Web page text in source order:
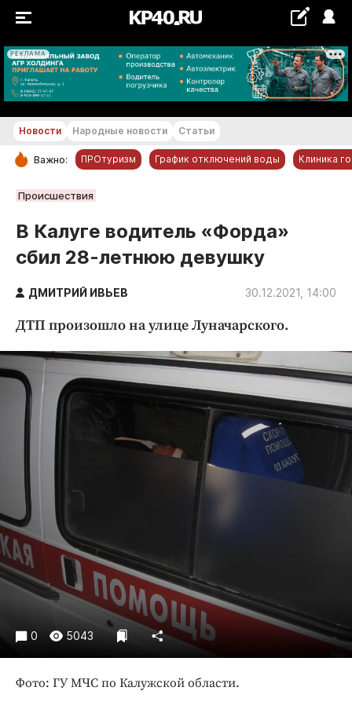
РЕКЛАМА
+21...+22 °С
РУБРИКИ
Новости компаний
Статьи
Народные новости
Благоустройство
Криминал
Культура
Недвижимость и ЖКХ
Образование
Общество
Происшествия
Спорт
Экономика и бизнес
ПРОЕКТЫ
Блоги
Издания
Медиаперсона
Новости Народные новости Статьи
Важно: ПРОтуризм График отключений воды Клиника
Происшествия
В Калуге водитель «Форда»
сбил 28-летнюю девушку
ДМИТРИЙ ИВЬЕВ 30.12.2021, 14:00
ДТП произошло на улице Луначарского.
0 5043
Фото: ГУ МЧС по Калужской области.